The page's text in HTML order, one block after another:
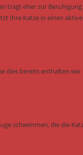
trägt eher zur
Ihre Katze in einen
dies bereits enthalten wie
schwimmen, die die